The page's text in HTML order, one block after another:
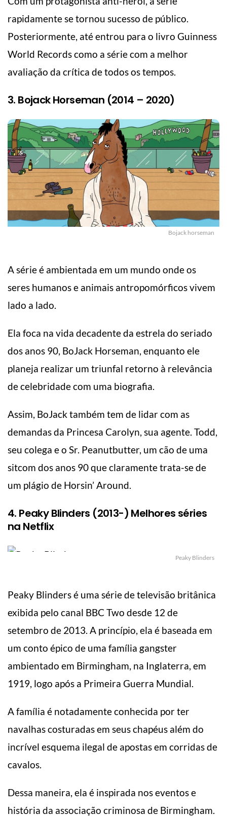
rapidamente se tornou sucesso de público.
Posteriormente, até entrou para o livro Guinness
World Records como a série com a melhor
avaliação da crítica de todos os tempos.
3. Bojack Horseman (2014 – 2020)
Bojack horseman
A série é ambientada em um mundo onde os
seres humanos e animais antropomórficos vivem
lado a lado.
Ela foca na vida decadente da estrela do seriado
dos anos 90, BoJack Horseman, enquanto ele
planeja realizar um triunfal retorno à relevância
de celebridade com uma biografia.
Assim, BoJack também tem de lidar com as
demandas da Princesa Carolyn, sua agente. Todd,
seu colega e o Sr. Peanutbutter, um cão de uma
sitcom dos anos 90 que claramente trata-se de
um plágio de Horsin’ Around.
4. Peaky Blinders (2013-) Melhores séries
na Netflix
Peaky Blinders
Peaky Blinders é uma série de televisão britânica
exibida pelo canal BBC Two desde 12 de
setembro de 2013. A princípio, ela é baseada em
um conto épico de uma família gangster
ambientado em Birmingham, na Inglaterra, em
1919, logo após a Primeira Guerra Mundial.
A família é notadamente conhecida por ter
navalhas costuradas em seus chapéus além do
incrível esquema ilegal de apostas em corridas de
cavalos.
Dessa maneira, ela é inspirada nos eventos e
história da associação criminosa de Birmingham.